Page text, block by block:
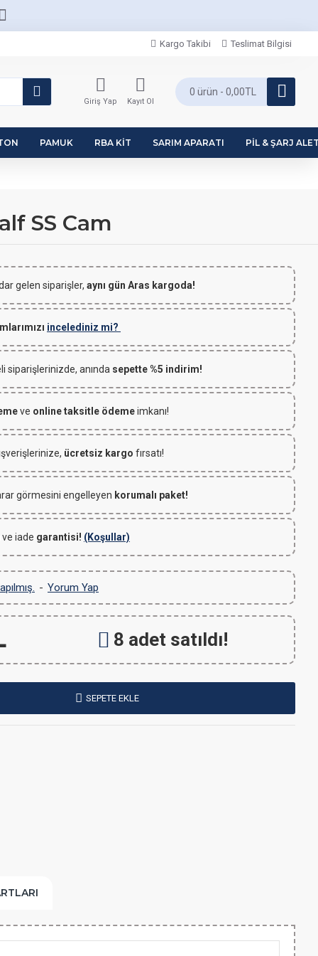
Kargo Takibi Teslimat Bilgisi
Giriş Yap Kayıt Ol
0 ürün - 0,00TL
PAMUK RBA KIT SARIM APARATI PIL & ŞARJ
SS Cam
gelen siparişler, aynı gün Aras kargoda!
incelediniz mi?
siparişlerinizde, anında sepette %5 indirim!
ve online taksitle ödemeimkanı!
ücretsiz kargo fırsatı!
görmesini engelleyen korumalı paket!
iade garantisi! (Koşullar)
- Yorum Yap
8 adet satıldı!
SEPETE EKLE